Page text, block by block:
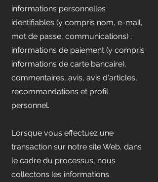
informations personnelles
identifiables (y compris nom, e-mail,
mot de passe, communications) ;
informations de paiement (y compris
informations de carte bancaire),
commentaires, avis, avis d'articles,
recommandations et profil
personnel.
Lorsque vous effectuez une
transaction sur notre site Web, dans
le cadre du processus, nous
collectons les informations